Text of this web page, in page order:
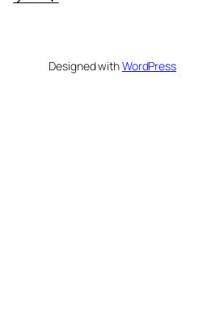
Designed withWordPress